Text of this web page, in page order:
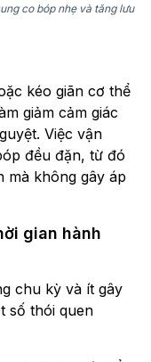
co bóp nhẹ và tăng lưu
kéo giãn cơ thể
giảm cảm giác
Việc vận
đều đặn, từ đó
mà không gây áp
gian hành
chu kỳ và ít gây
số thói quen